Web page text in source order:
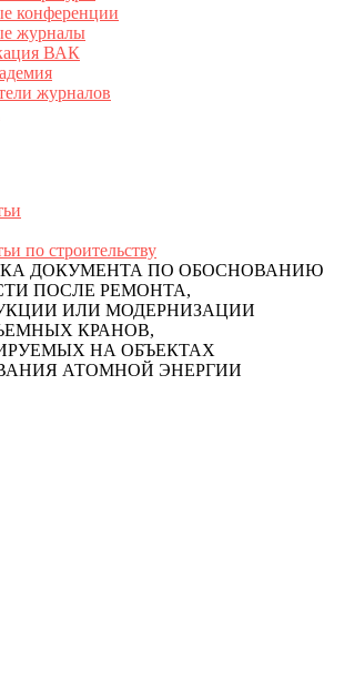
конференции
журналы
ВАК
журналов
по строительству
ДОКУМЕНТА ПО ОБОСНОВАНИЮ
ПОСЛЕ РЕМОНТА,
ИЛИ МОДЕРНИЗАЦИИ
КРАНОВ,
НА ОБЪЕКТАХ
АТОМНОЙ ЭНЕРГИИ